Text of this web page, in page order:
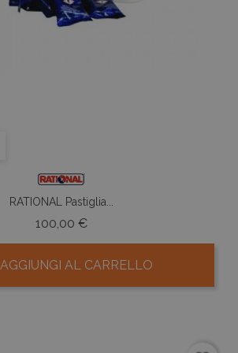
RATIONAL Pastiglia...
100,00 €Prezzo
AGGIUNGI AL CARRELLO